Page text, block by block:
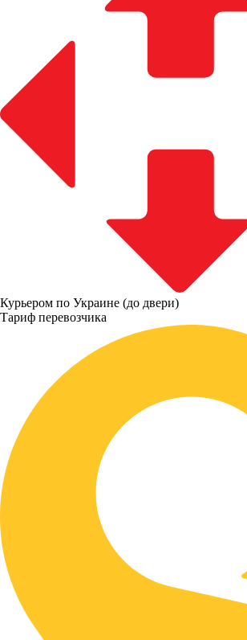
Курьером по Украине (до двери)
Тариф перевозчика